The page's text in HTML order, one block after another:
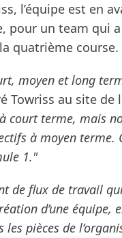
l’équipe est en
pour un team qui
quatrième course.
moyen et long
Towriss au site de
court terme, mais
à moyen
1."
de flux de travail
d’une équipe,
pièces de